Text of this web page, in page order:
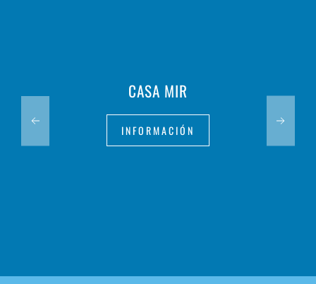
CASA MIR
INFORMACIÓN